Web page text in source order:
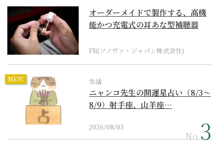
オーダーメイドで製作する、高機
能かつ充電式の耳あな型補聴器
PR(ソノヴァ・ジャパン株式会社)
NEW 生活
ニャンコ先生の開運星占い（8/3～
8/9）射手座、山羊座…
2026/08/03
No.